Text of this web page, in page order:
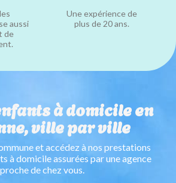
aussi
de
Une expérience de
plus de 20 ans.
à domicile en
ville par ville
et accédez à nos prestations
à domicile assurées par une agence
proche de chez vous.